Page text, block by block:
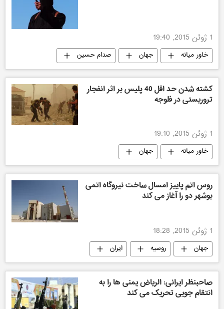
1 ژوئن 2015, 19:40
خاور میانه جهان صدام حسین
کشته شدن حد اقل 40 پلیس بر اثر انفجار
تروریستی در فلوجه
1 ژوئن 2015, 19:10
خاور میانه جهان
روس اتم پاییز امسال ساخت نیروگاه اتمی
بوشهر دو را آغاز می کند
1 ژوئن 2015, 18:28
جهان روسیه ایران
صاحبنظر ایرانی: الریاض یمنی ها را به
انتقام جویی تحریک می کند